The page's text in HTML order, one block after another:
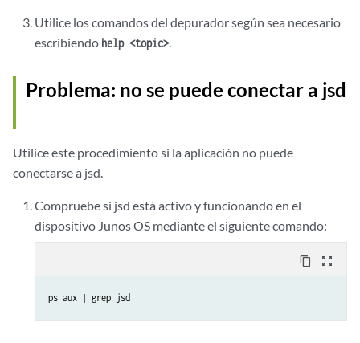
retval  rv
Utilice los comandos del depurador según sea necesario
escribiendo help <topic>.
Problema: no se puede conectar a jsd
Utilice este procedimiento si la aplicación no puede
conectarse a jsd.
Compruebe si jsd está activo y funcionando en el
dispositivo Junos OS mediante el siguiente comando:
content_copy zoom_out_map
ps aux | grep jsd